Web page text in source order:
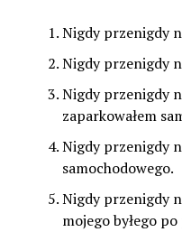
Nigdy przenigdy
Nigdy przenigdy
Nigdy przenigdy
zaparkowałem
Nigdy przenigdy
samochodowego.
Nigdy przenigdy
mojego byłego po